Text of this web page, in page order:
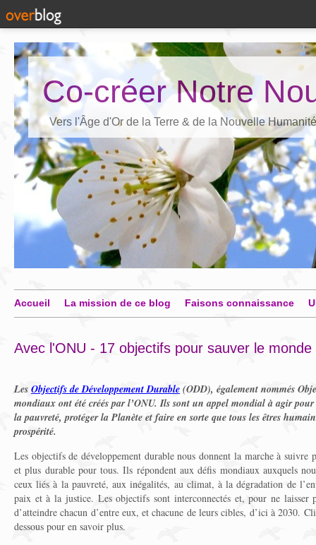
Co-créer Notre
Vers l'Âge d'Or de la Terre & de la Nouvelle Humanité
Accueil La mission de ce blog Faisons connaissance
Avec l'ONU - 17 objectifs pour sauver le monde
Les Objectifs de Développement Durable (ODD), également nommés
mondiaux ont été créés par l’ONU. Ils sont un appel mondial à agir
la pauvreté, protéger la Planète et faire en sorte que tous les êtres
prospérité.
Les objectifs de développement durable nous donnent la marche à
et plus durable pour tous. Ils répondent aux défis mondiaux auxquels
ceux liés à la pauvreté, aux inégalités, au climat, à la dégradation de
paix et à la justice. Les objectifs sont interconnectés et, pour ne laisser
d’atteindre chacun d’entre eux, et chacune de leurs cibles, d’ici à 2030.
dessous pour en savoir plus.